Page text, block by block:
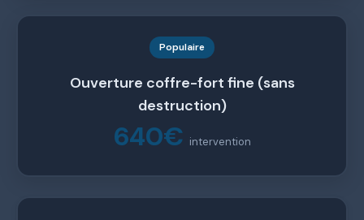
Populaire
Ouverture coffre-fort fine (sans
destruction)
640€ intervention